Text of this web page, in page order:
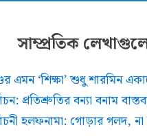
সাম্প্রতিক
এমন ‘শিক্ষা’ শুধু শারমিন
প্রতিশ্রুতির বন্যা বনাম
হলফনামা: গোড়ার গলদ,